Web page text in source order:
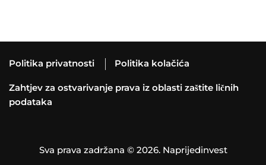
Politika privatnosti Politika kolačića
Zahtjev za ostvarivanje prava iz oblasti zaštite ličnih
podataka
Sva prava zadržana © 2026. Naprijedinvest